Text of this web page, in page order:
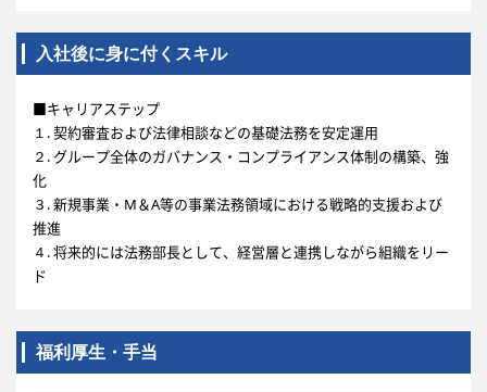
入社後に身に付くスキル
■キャリアステップ
１. 契約審査および法律相談などの基礎法務を安定運用
２. グループ全体のガバナンス・コンプライアンス体制の構築、強
化
３. 新規事業・M＆A等の事業法務領域における戦略的支援および
推進
４. 将来的には法務部長として、経営層と連携しながら組織をリー
ド
福利厚生・手当